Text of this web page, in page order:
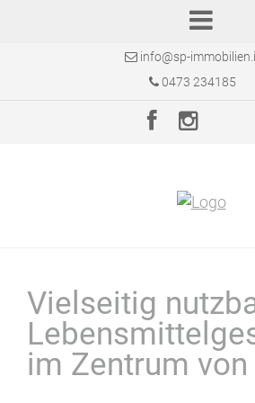
info@sp-
0473 234185
Vielseitig
im Zentrum